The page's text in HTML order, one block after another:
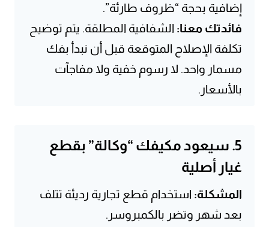
إضافية بحجة “ظروف طارئة”.
فائدتك معنا: الشفافية المطلقة. يتم توضيح
تكلفة الإصلاح المتوقعة قبل أن نبدأ بفك
مسمار واحد. لا رسوم خفية ولا مفاجآت
بالأسعار.
5. سيعود مكيفك “وكالة” بقطع
غيار أصلية
المشكلة: استخدام قطع تجارية رديئة تتلف
بعد شهر وتضر بالكمبروسر.